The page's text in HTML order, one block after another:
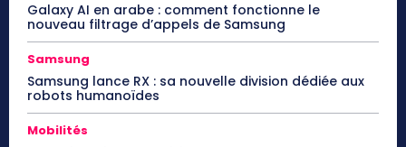
Galaxy AI en arabe : comment fonctionne le
nouveau filtrage d’appels de Samsung
Samsung
Samsung lance RX : sa nouvelle division dédiée aux
robots humanoïdes
Mobilités